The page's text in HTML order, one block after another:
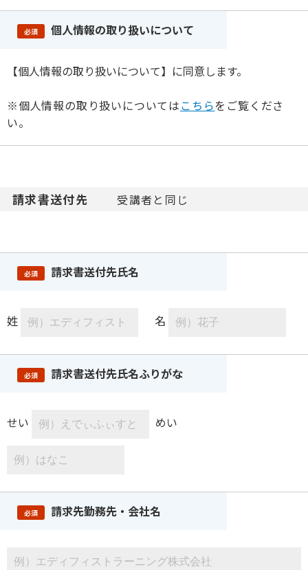
必須 個人情報の取り扱いについて
【個人情報の取り扱いについて】に同意します。
※個人情報の取り扱いについてはこちらをご覧くださ
い。
請求書送付先 受講者と同じ
必須 請求書送付先氏名
姓 名
必須 請求書送付先氏名ふりがな
せい めい
必須 請求先勤務先・会社名